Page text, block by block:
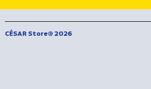
CÉSAR Store® 2026